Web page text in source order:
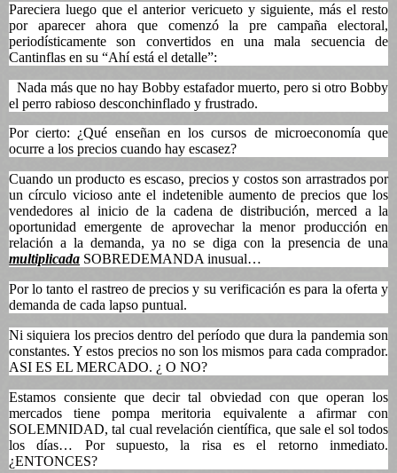
Pareciera luego que el anterior vericueto y siguiente, más el resto
por aparecer ahora que comenzó la pre campaña electoral,
periodísticamente son convertidos en una mala secuencia de
Cantinflas en su “Ahí está el detalle”:
Nada más que no hay Bobby estafador muerto, pero si otro Bobby
el perro rabioso desconchinflado y frustrado.
Por cierto: ¿Qué enseñan en los cursos de microeconomía que
ocurre a los precios cuando hay escasez?
Cuando un producto es escaso, precios y costos son arrastrados por
un círculo vicioso ante el indetenible aumento de precios que los
vendedores al inicio de la cadena de distribución, merced a la
oportunidad emergente de aprovechar la menor producción en
relación a la demanda, ya no se diga con la presencia de una
multiplicada SOBREDEMANDA inusual…
Por lo tanto el rastreo de precios y su verificación es para la oferta y
demanda de cada lapso puntual.
Ni siquiera los precios dentro del período que dura la pandemia son
constantes. Y estos precios no son los mismos para cada comprador.
ASI ES EL MERCADO. ¿ O NO?
Estamos consiente que decir tal obviedad con que operan los
mercados tiene pompa meritoria equivalente a afirmar con
SOLEMNIDAD, tal cual revelación científica, que sale el sol todos
los días… Por supuesto, la risa es el retorno inmediato.
¿ENTONCES?